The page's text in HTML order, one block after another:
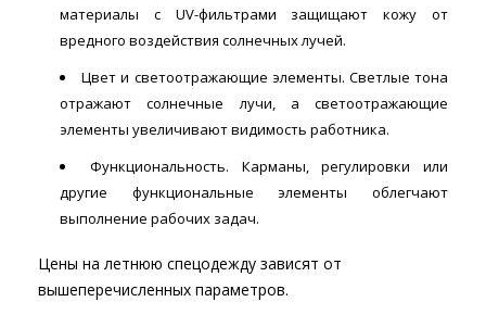
материалы с UV-фильтрами защищают кожу от
вредного воздействия солнечных лучей.
Цвет и светоотражающие элементы. Светлые тона
отражают солнечные лучи, а светоотражающие
элементы увеличивают видимость работника.
Функциональность. Карманы, регулировки или
другие функциональные элементы облегчают
выполнение рабочих задач.
Цены на летнюю спецодежду зависят от
вышеперечисленных параметров.